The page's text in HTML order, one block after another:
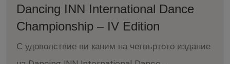
Dancing INN International Dance
Championship – IV Edition
С удоволствие ви каним на четвъртото издание